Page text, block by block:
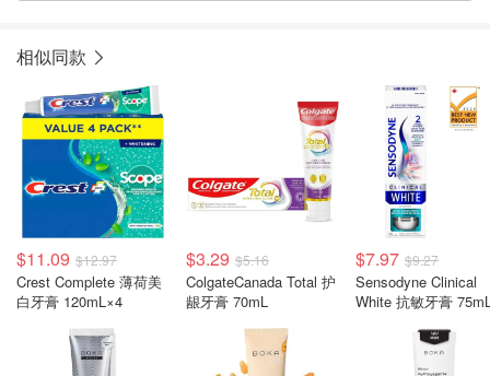
相似同款
$11.09 $12.97
Crest Complete 薄荷美
白牙膏 120mL×4
$3.29 $5.16
ColgateCanada Total 护
龈牙膏 70mL
$7.97 $9.27
Sensodyne Clinical
White 抗敏牙膏